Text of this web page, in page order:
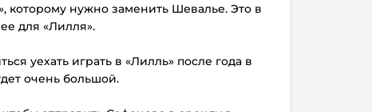
которому нужно заменить Шевалье. Это в
для «Лилля».
уехать играть в «Лилль» после года в
очень большой.